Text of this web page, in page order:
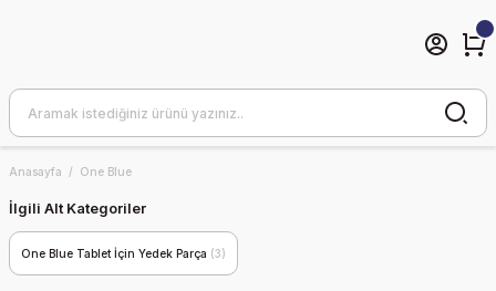
Anasayfa One Blue
İlgili Alt Kategoriler
One Blue Tablet İçin Yedek Parça (3)